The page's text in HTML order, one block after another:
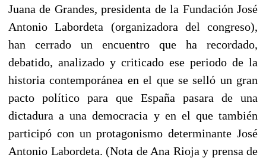
Juana de Grandes, presidenta de la Fundación José
Antonio Labordeta (organizadora del congreso),
han cerrado un encuentro que ha recordado,
debatido, analizado y criticado ese periodo de la
historia contemporánea en el que se selló un gran
pacto político para que España pasara de una
dictadura a una democracia y en el que también
participó con un protagonismo determinante José
Antonio Labordeta. (Nota de Ana Rioja y prensa de